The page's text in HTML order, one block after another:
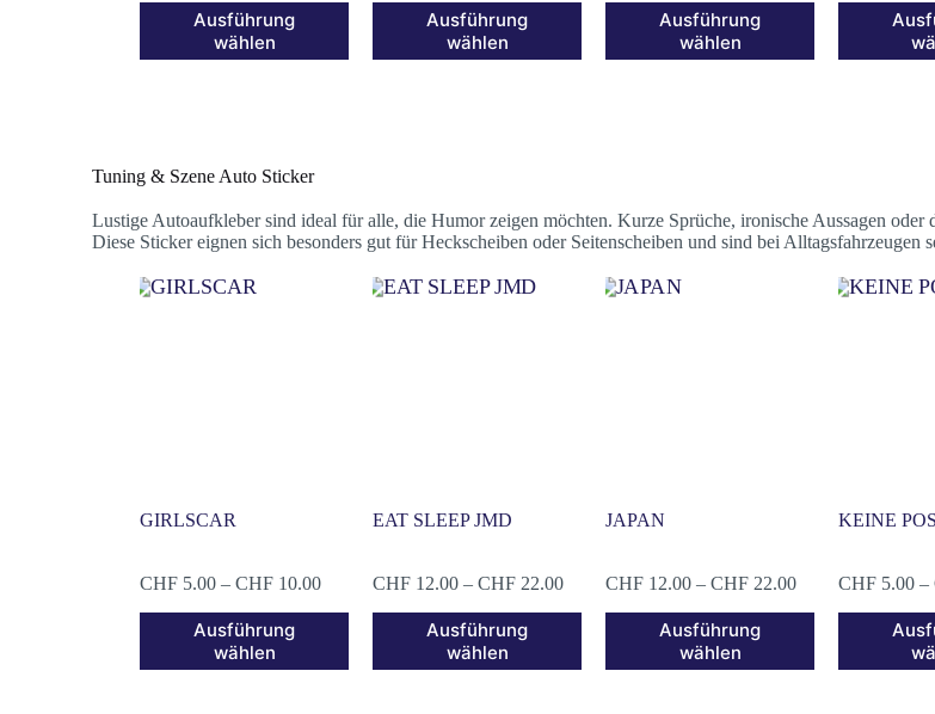
Ausführung
wählen
Ausführung
wählen
Ausführung
wählen
Tuning & Szene Auto Sticker
Lustige Autoaufkleber sind ideal für alle, die Humor zeigen möchten. Kurze Sprüche, ironische Aussagen
Diese Sticker eignen sich besonders gut für Heckscheiben oder Seitenscheiben und sind bei Alltagsfahrzeugen
GIRLSCAR
CHF 5.00 –CHF 10.00
Ausführung
wählen
EAT SLEEP JMD
CHF 12.00 –CHF 22.00
Ausführung
wählen
JAPAN
CHF 12.00 –CHF 22.00
Ausführung
wählen
KEINE
CHF5.00 –